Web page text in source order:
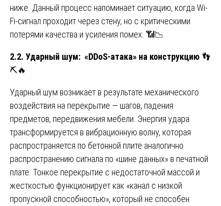
ниже. Данный процесс напоминает ситуацию, когда Wi-
Fi-сигнал проходит через стену, но с критическими
потерями качества и усиления помех. 📶📉
2.2. Ударный шум: «DDoS-атака» на конструкцию 👣
⛏️🔥
Ударный шум возникает в результате механического
воздействия на перекрытие — шагов, падения
предметов, передвижения мебели. Энергия удара
трансформируется в вибрационную волну, которая
распространяется по бетонной плите аналогично
распространению сигнала по «шине данных» в печатной
плате. Тонкое перекрытие с недостаточной массой и
жесткостью функционирует как «канал с низкой
пропускной способностью», который не способен